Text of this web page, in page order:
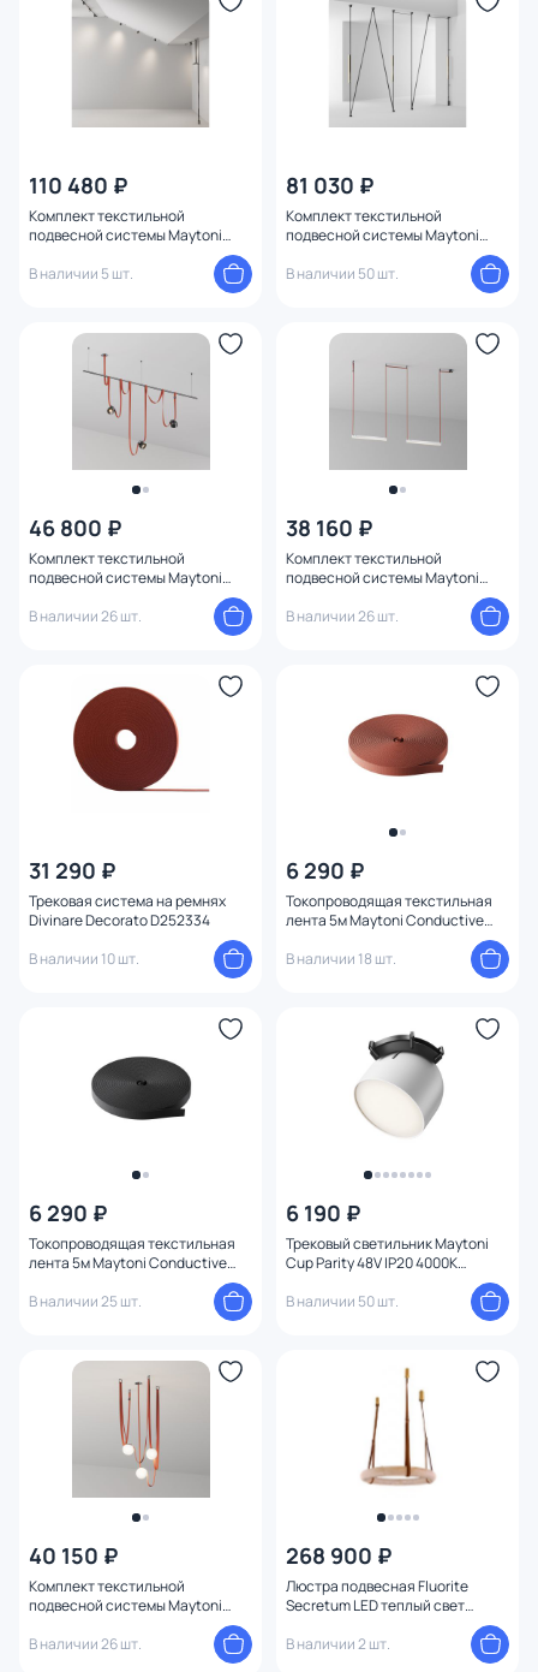
110 480 ₽
Комплект текстильной
подвесной системы Maytoni
В наличии 5 шт.
81 030 ₽
Комплект текстильной
подвесной системы Maytoni
В наличии 50 шт.
46 800 ₽
Комплект текстильной
подвесной системы Maytoni
В наличии 26 шт.
38 160 ₽
Комплект текстильной
подвесной системы Maytoni
В наличии 26 шт.
31 290 ₽
Трековая система на ремнях
Divinare Decorato D252334
В наличии 10 шт.
6 290 ₽
Токопроводящая текстильная
лента 5м Maytoni Conductive
textile tape Parity TRX130-1.5R,
красная TRX130-1.5R
В наличии 18 шт.
6 290 ₽
Токопроводящая текстильная
лента 5м Maytoni Conductive
textile tape Parity TRX130-1.5GR,
серая TRX130-1.5GR
В наличии 25 шт.
6 190 ₽
Трековый светильник Maytoni
Cup Parity 48V IP20 4000K
В наличии 50 шт.
40 150 ₽
Комплект текстильной
подвесной системы Maytoni
В наличии 26 шт.
268 900 ₽
Люстра подвесная Fluorite
Secretum LED теплый свет
В наличии 2 шт.
Конструкция 1
Мощность ламп